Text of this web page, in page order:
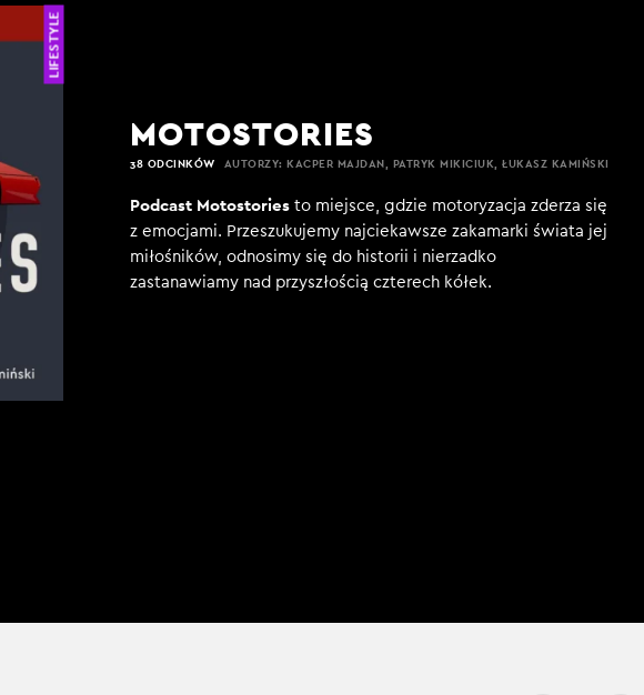
LIFESTYLE
MOTOSTORIES
38 ODCINKÓW AUTORZY: KACPER MAJDAN, PATRYK MIKICIUK, ŁUKASZ KAMIŃSKI
Podcast Motostories to miejsce, gdzie motoryzacja zderza się
z emocjami. Przeszukujemy najciekawsze zakamarki świata jej
miłośników, odnosimy się do historii i nierzadko
zastanawiamy nad przyszłością czterech kółek.